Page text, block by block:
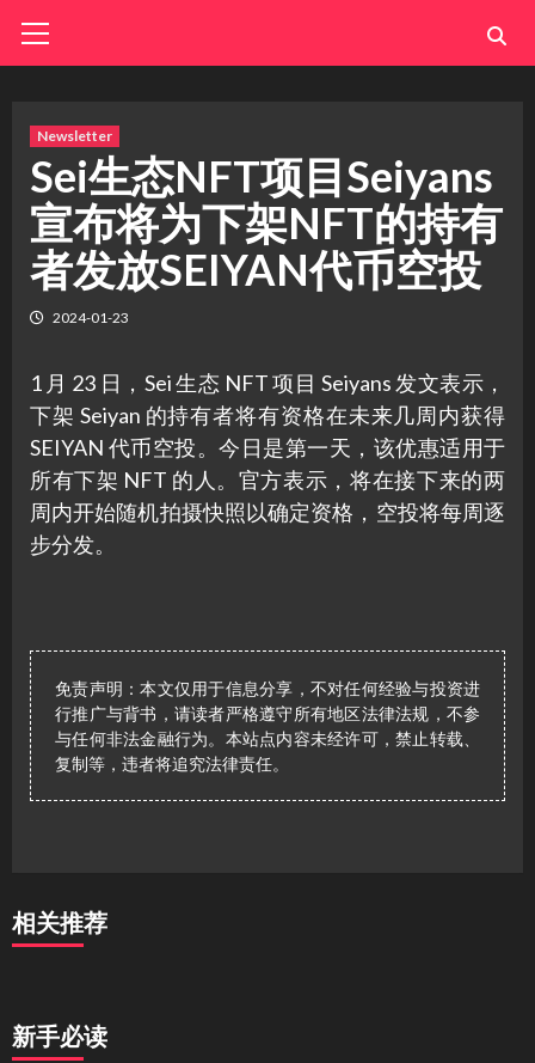
Menu
Newsletter
Sei生态NFT项目Seiyans
宣布将为下架NFT的持有
者发放SEIYAN代币空投
2024-01-23
1 月 23 日，Sei 生态 NFT 项目 Seiyans 发文表示，
下架 Seiyan 的持有者将有资格在未来几周内获得
SEIYAN 代币空投。今日是第一天，该优惠适用于
所有下架 NFT 的人。官方表示，将在接下来的两
周内开始随机拍摄快照以确定资格，空投将每周逐
步分发。
免责声明：本文仅用于信息分享，不对任何经验与投资进
行推广与背书，请读者严格遵守所有地区法律法规，不参
与任何非法金融行为。本站点内容未经许可，禁止转载、
复制等，违者将追究法律责任。
相关推荐
新手必读